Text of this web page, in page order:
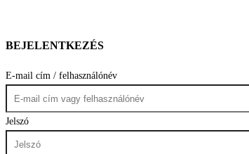
BEJELENTKEZÉS
E-mail cím / felhasználónév
Jelszó